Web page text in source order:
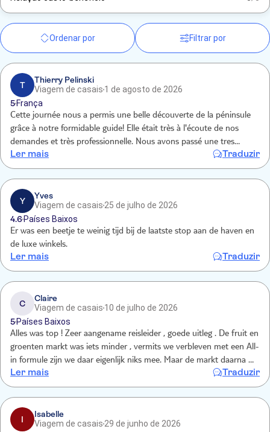
Ordenar por Filtrar por
T
Thierry Pelinski
Viagem de casais 1 de agosto de 2026
5 França
Cette journée nous a permis une belle découverte de la péninsule
grâce à notre formidable guide! Elle était très à l'écoute de nos
demandes et très professionnelle. Nous avons passé une tres
agréable journée et le déjeuner dans un petit restaurant au bord de
l'eau etait un plus!
Ler mais Traduzir
Y
Yves
Viagem de casais25 de julho de 2026
4.6 Países Baixos
Er was een beetje te weinig tijd bij de laatste stop aan de haven en
de luxe winkels.
Ler mais Traduzir
C
Claire
Viagem de casais 10 de julho de 2026
5 Países Baixos
Alles was top ! Zeer aangename reisleider , goede uitleg . De fruit en
groenten markt was iets minder , vermits we verbleven met een All-
in formule zijn we daar eigenlijk niks mee. Maar de markt daarna (
kleding etc …) was mooi . Het haventje waar we gegeten hadden
was TOP !! Lekker gegeten 👌. Dus kortom heel mooi
Ler mais Traduzir
I
Isabelle
Viagem de casais29 de junho de 2026